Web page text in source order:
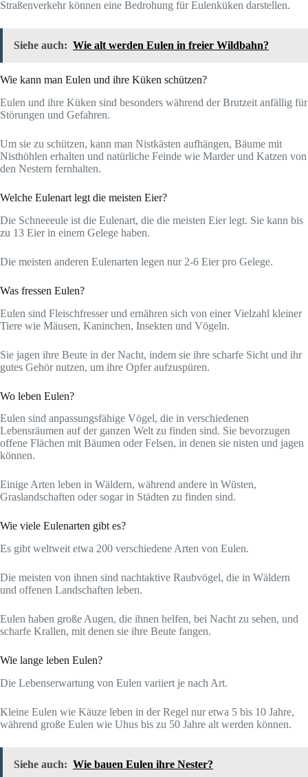
Straßenverkehr können eine Bedrohung für Eulenküken darstellen.
Siehe auch: Wie alt werden Eulen in freier Wildbahn?
Wie kann man Eulen und ihre Küken schützen?
Eulen und ihre Küken sind besonders während der Brutzeit anfällig für
Störungen und Gefahren.
Um sie zu schützen, kann man Nistkästen aufhängen, Bäume mit
Nisthöhlen erhalten und natürliche Feinde wie Marder und Katzen von
den Nestern fernhalten.
Welche Eulenart legt die meisten Eier?
Die Schneeeule ist die Eulenart, die die meisten Eier legt. Sie kann bis
zu 13 Eier in einem Gelege haben.
Die meisten anderen Eulenarten legen nur 2-6 Eier pro Gelege.
Was fressen Eulen?
Eulen sind Fleischfresser und ernähren sich von einer Vielzahl kleiner
Tiere wie Mäusen, Kaninchen, Insekten und Vögeln.
Sie jagen ihre Beute in der Nacht, indem sie ihre scharfe Sicht und ihr
gutes Gehör nutzen, um ihre Opfer aufzuspüren.
Wo leben Eulen?
Eulen sind anpassungsfähige Vögel, die in verschiedenen
Lebensräumen auf der ganzen Welt zu finden sind. Sie bevorzugen
offene Flächen mit Bäumen oder Felsen, in denen sie nisten und jagen
können.
Einige Arten leben in Wäldern, während andere in Wüsten,
Graslandschaften oder sogar in Städten zu finden sind.
Wie viele Eulenarten gibt es?
Es gibt weltweit etwa 200 verschiedene Arten von Eulen.
Die meisten von ihnen sind nachtaktive Raubvögel, die in Wäldern
und offenen Landschaften leben.
Eulen haben große Augen, die ihnen helfen, bei Nacht zu sehen, und
scharfe Krallen, mit denen sie ihre Beute fangen.
Wie lange leben Eulen?
Die Lebenserwartung von Eulen variiert je nach Art.
Kleine Eulen wie Käuze leben in der Regel nur etwa 5 bis 10 Jahre,
während große Eulen wie Uhus bis zu 50 Jahre alt werden können.
Siehe auch: Wie bauen Eulen ihre Nester?